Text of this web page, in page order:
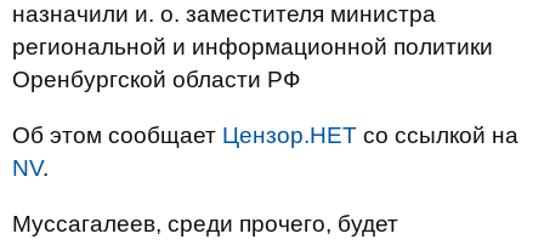
назначили и. о. заместителя министра
региональной и информационной политики
Оренбургской области РФ
Об этом сообщает Цензор.НЕТ со ссылкой на
NV.
Муссагалеев, среди прочего, будет